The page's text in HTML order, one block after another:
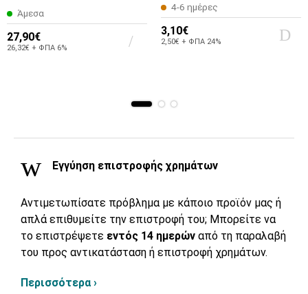
Άμεσα
27,90€
26,32€ + ΦΠΑ 6%
4-6 ημέρες
3,10€
2,50€ + ΦΠΑ 24%
Εγγύηση επιστροφής χρημάτων
Αντιμετωπίσατε πρόβλημα με κάποιο προϊόν μας ή
απλά επιθυμείτε την επιστροφή του; Μπορείτε να
το επιστρέψετε εντός 14 ημερών από τη παραλαβή
του προς αντικατάσταση ή επιστροφή χρημάτων.
Περισσότερα ›